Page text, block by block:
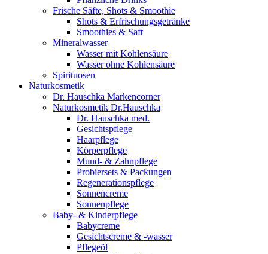
Frische Säfte, Shots & Smoothie
Shots & Erfrischungsgetränke
Smoothies & Saft
Mineralwasser
Wasser mit Kohlensäure
Wasser ohne Kohlensäure
Spirituosen
Naturkosmetik
Dr. Hauschka Markencorner
Naturkosmetik Dr.Hauschka
Dr. Hauschka med.
Gesichtspflege
Haarpflege
Körperpflege
Mund- & Zahnpflege
Probiersets & Packungen
Regenerationspflege
Sonnencreme
Sonnenpflege
Baby- & Kinderpflege
Babycreme
Gesichtscreme & -wasser
Pflegeöl